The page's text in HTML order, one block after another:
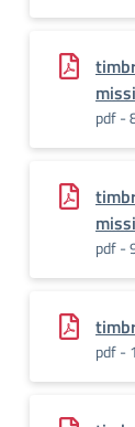
pdf -
pdf -
pdf -